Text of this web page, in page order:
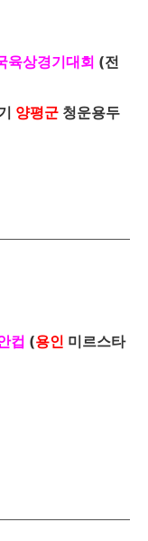
육상경기대회 (전
양평군 청운용두
컵 (용인 미르스타